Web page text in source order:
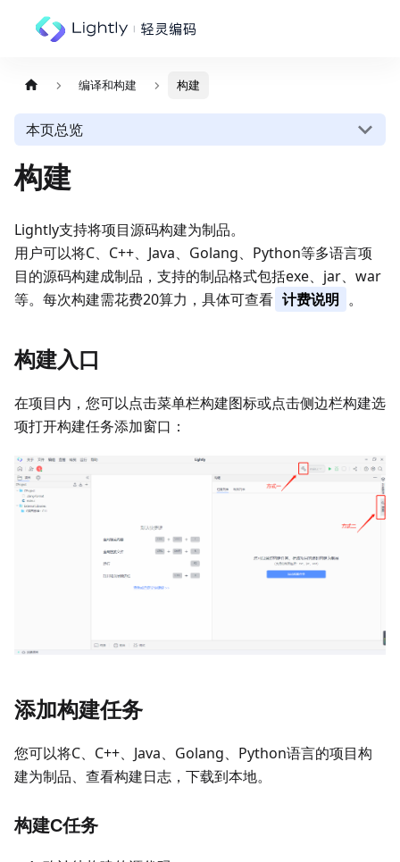
编译和构建 构建
本页总览
构建
Lightly支持将项目源码构建为制品。
用户可以将C、C++、Java、Golang、Python等多语言项
目的源码构建成制品，支持的制品格式包括exe、jar、war
等。每次构建需花费20算力，具体可查看 计费说明 。
构建入口
在项目内，您可以点击菜单栏构建图标或点击侧边栏构建选
项打开构建任务添加窗口：
添加构建任务
您可以将C、C++、Java、Golang、Python语言的项目构
建为制品、查看构建日志，下载到本地。
构建C任务